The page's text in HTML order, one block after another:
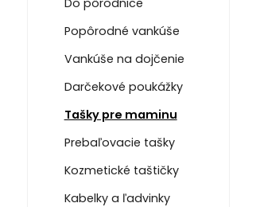
Popôrodné vankúše
Vankúše na dojčenie
Darčekové poukážky
Tašky pre maminu
Prebaľovacie tašky
Kozmetické taštičky
Kabelky a ľadvinky